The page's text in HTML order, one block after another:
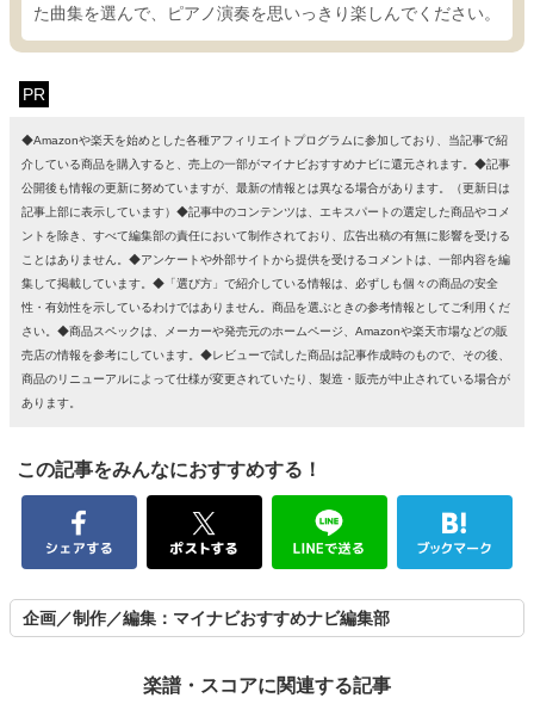
た曲集を選んで、ピアノ演奏を思いっきり楽しんでください。
PR
◆Amazonや楽天を始めとした各種アフィリエイトプログラムに参加しており、当記事で紹
介している商品を購入すると、売上の一部がマイナビおすすめナビに還元されます。◆記事
公開後も情報の更新に努めていますが、最新の情報とは異なる場合があります。（更新日は
記事上部に表示しています）◆記事中のコンテンツは、エキスパートの選定した商品やコメ
ントを除き、すべて編集部の責任において制作されており、広告出稿の有無に影響を受ける
ことはありません。◆アンケートや外部サイトから提供を受けるコメントは、一部内容を編
集して掲載しています。◆「選び方」で紹介している情報は、必ずしも個々の商品の安全
性・有効性を示しているわけではありません。商品を選ぶときの参考情報としてご利用くだ
さい。◆商品スペックは、メーカーや発売元のホームページ、Amazonや楽天市場などの販
売店の情報を参考にしています。◆レビューで試した商品は記事作成時のもので、その後、
商品のリニューアルによって仕様が変更されていたり、製造・販売が中止されている場合が
あります。
この記事をみんなにおすすめする！
企画／制作／編集：マイナビおすすめナビ編集部
楽譜・スコアに関連する記事